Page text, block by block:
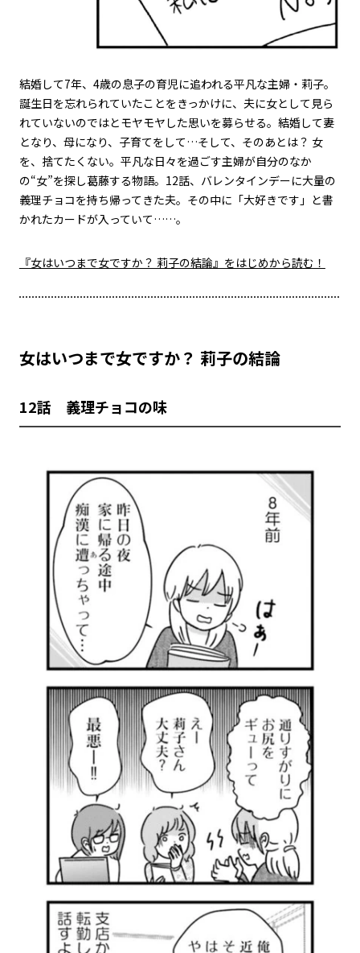
結婚して7年、4歳の息子の育児に追われる平凡な主婦・莉子。
誕生日を忘れられていたことをきっかけに、夫に女として見ら
れていないのではとモヤモヤした思いを募らせる。結婚して妻
となり、母になり、子育てをして…そして、そのあとは？ 女
を、捨てたくない――。平凡な日々を過ごす主婦が自分のなか
の“女”を探し葛藤する物語。12話、バレンタインデーに大量の
義理チョコを持ち帰ってきた夫。その中に「大好きです」と書
かれたカードが入っていて……。
『女はいつまで女ですか？ 莉子の結論』をはじめから読む！
女はいつまで女ですか？ 莉子の結論
12話 義理チョコの味